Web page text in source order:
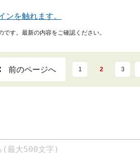
ンを触れます。
す。最新の内容をご確認ください。
前のページへ 1 2 3